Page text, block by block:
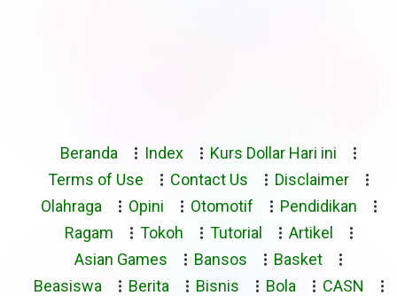
Beranda Index
Kurs Dollar Hari ini
Terms of Use
Contact Us
Disclaimer
Olahraga
Opini Otomotif
Pendidikan
Ragam
Tokoh Tutorial
Artikel
Asian Games
Bansos
Basket
Beasiswa
Berita Bisnis Bola
CASN